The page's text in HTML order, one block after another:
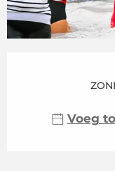
Voeg